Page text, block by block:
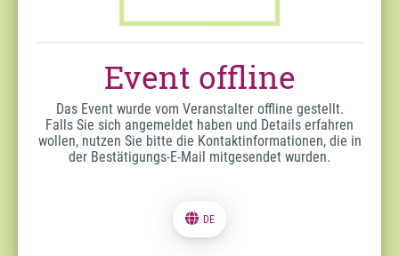
Event offline
Das Event wurde vom Veranstalter offline gestellt.
Falls Sie sich angemeldet haben und Details erfahren
wollen, nutzen Sie bitte die Kontaktinformationen, die in
der Bestätigungs-E-Mail mitgesendet wurden.
DE